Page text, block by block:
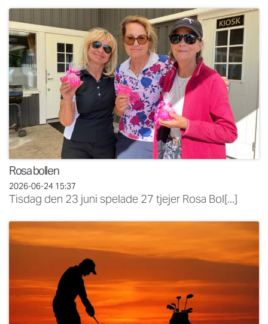
Rosa bollen
2026-06-2415:37
Tisdag den 23 juni spelade 27 tjejer Rosa Bol[...]